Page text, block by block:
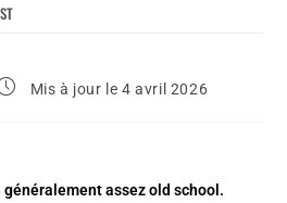
Mis à jour le 4 avril 2026
généralement assez old school.